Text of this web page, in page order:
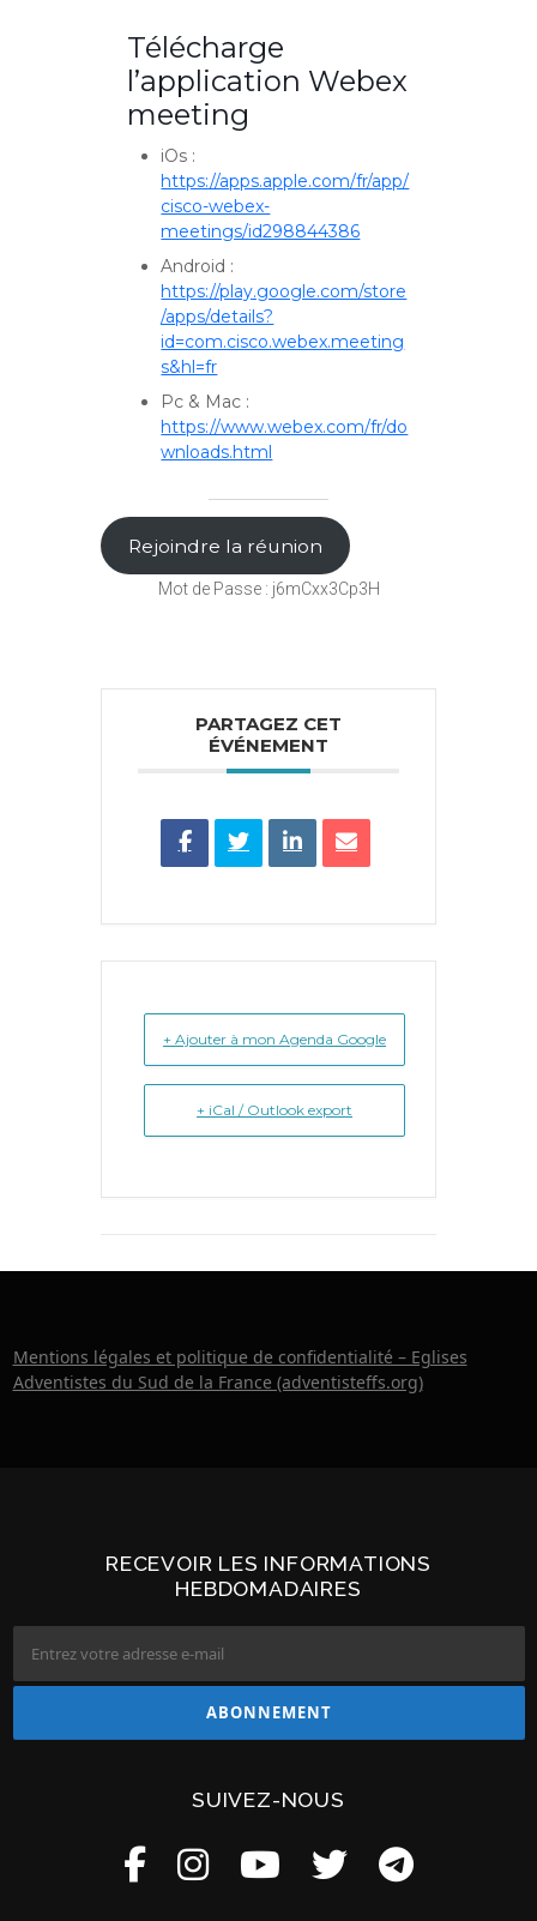
Télécharge
l’application Webex
meeting
iOs :
https://apps.apple.com/fr/app/
cisco-webex-
meetings/id298844386
Android :
https://play.google.com/store
/apps/details?
id=com.cisco.webex.meeting
s&hl=fr
Pc & Mac :
https://www.webex.com/fr/do
wnloads.html
Rejoindre la réunion
Mot de Passe : j6mCxx3Cp3H
PARTAGEZ CET
ÉVÉNEMENT
+ Ajouter à mon Agenda Google
+ iCal / Outlook export
Mentions légales et politique de confidentialité – Eglises
Adventistes du Sud de la France (adventisteffs.org)
RECEVOIR LES INFORMATIONS
HEBDOMADAIRES
SUIVEZ-NOUS